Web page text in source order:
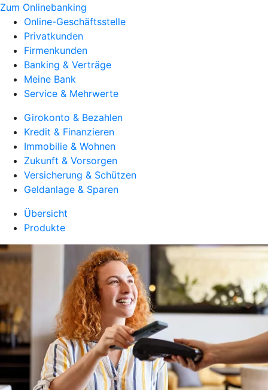
Zum Onlinebanking
Online-Geschäftsstelle
Privatkunden
Firmenkunden
Banking & Verträge
Meine Bank
Service & Mehrwerte
Girokonto & Bezahlen
Kredit & Finanzieren
Immobilie & Wohnen
Zukunft & Vorsorgen
Versicherung & Schützen
Geldanlage & Sparen
Übersicht
Produkte